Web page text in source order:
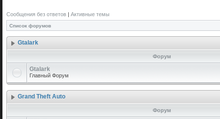
Сообщения без ответов | Активные темы
Список форумов
Gtalark
Форум
Gtalark
Главный Форум
Grand Theft Auto
Форум